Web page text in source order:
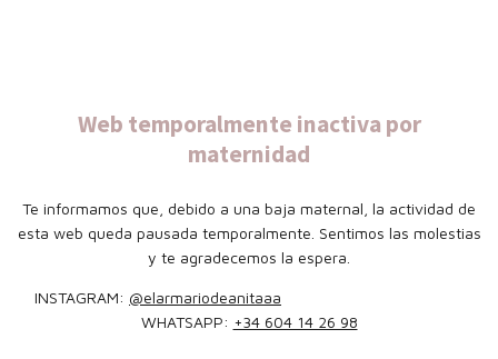
Web temporalmente inactiva por
maternidad
Te informamos que, debido a una baja maternal, la actividad de
esta web queda pausada temporalmente. Sentimos las molestias
y te agradecemos la espera.
INSTAGRAM: @elarmariodeanitaaa
WHATSAPP: +34 604 14 26 98